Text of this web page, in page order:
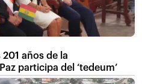
años de la
participa del ‘tedeum’